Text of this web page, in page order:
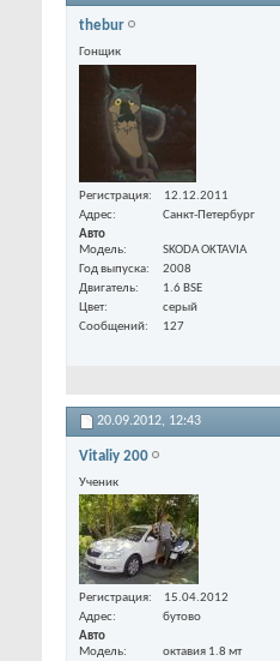
thebur
Гонщик
Регистрация
12.12.2011
Адрес
Санкт-Петербург
Авто
Модель
SKODA OKTAVIA
Год выпуска
2008
Двигатель
1.6 BSE
Цвет
cерый
Сообщений
127
20.09.2012, 12:43
Vitaliy 200
Ученик
Регистрация
15.04.2012
Адрес
бутово
Авто
Модель
октавия 1.8 мт